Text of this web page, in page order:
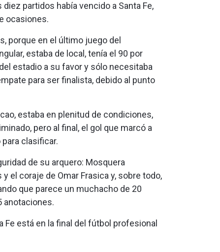
diez partidos había vencido a Santa Fe,
ocasiones.
porque en el último juego del
estaba de local, tenía el 90 por
estadio a su favor y sólo necesitaba
para ser finalista, debido al punto
estaba en plenitud de condiciones,
pero al final, el gol que marcó a
para clasificar.
de su arquero: Mosquera
el coraje de Omar Frasica y, sobre todo,
que parece un muchacho de 20
anotaciones.
está en la final del fútbol profesional